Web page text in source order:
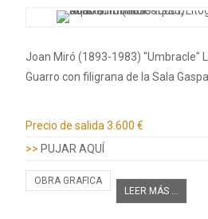
Joan Miró (1893-1983) "Umbracle"
Guarro con filigrana de la Sala
Precio de salida3.600 €
>> PUJAR AQUÍ
OBRA GRAFICA
LEER MÁS ...